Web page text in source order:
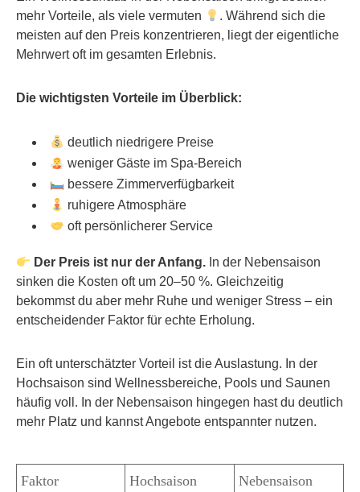
mehr Vorteile, als viele vermuten
. Während sich die
meisten auf den Preis konzentrieren, liegt der eigentliche
Mehrwert oft im gesamten Erlebnis.
Die wichtigsten Vorteile im Überblick:
deutlich niedrigere Preise
weniger Gäste im Spa-Bereich
bessere Zimmerverfügbarkeit
ruhigere Atmosphäre
oft persönlicherer Service
Der Preis ist nur der Anfang. In der Nebensaison
sinken die Kosten oft um 20–50 %. Gleichzeitig
bekommst du aber mehr Ruhe und weniger Stress – ein
entscheidender Faktor für echte Erholung.
Ein oft unterschätzter Vorteil ist die Auslastung. In der
Hochsaison sind Wellnessbereiche, Pools und Saunen
häufig voll. In der Nebensaison hingegen hast du deutlich
mehr Platz und kannst Angebote entspannter nutzen.
Faktor Hochsaison Nebensaison